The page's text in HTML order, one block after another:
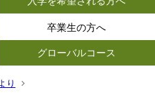
卒業生の方へ
グローバルコース
り